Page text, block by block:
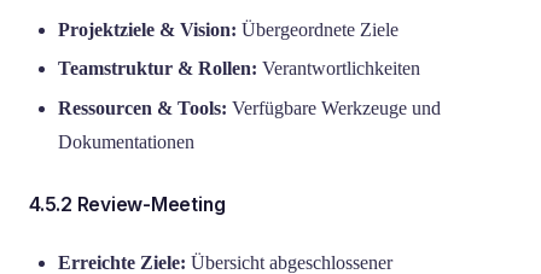
Projektziele & Vision: Übergeordnete Ziele
Teamstruktur & Rollen: Verantwortlichkeiten
Ressourcen & Tools: Verfügbare Werkzeuge und
Dokumentationen
4.5.2 Review-Meeting
Erreichte Ziele: Übersicht abgeschlossener